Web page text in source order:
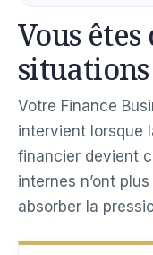
Vous êtes
situations
Votre Finance
intervient lorsque
financier devient
internes n’ont
absorber la